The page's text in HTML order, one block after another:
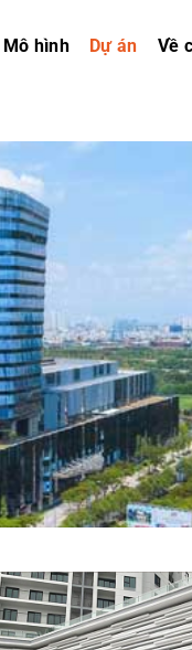
Mô hình Dự án Về